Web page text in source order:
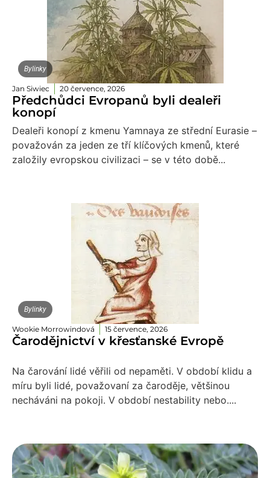
Bylinky
Jan Siwiec 20 července, 2026
Předchůdci Evropanů byli dealeři
konopí
Dealeři konopí z kmenu Yamnaya ze střední Eurasie –
považován za jeden ze tří klíčových kmenů, které
založily evropskou civilizaci – se v této době...
Bylinky
Wookie Morrowindová 15 července, 2026
Čarodějnictví v křesťanské Evropě
Na čarování lidé věřili od nepaměti. V období klidu a
míru byli lidé, považovaní za čaroděje, většinou
necháváni na pokoji. V období nestability nebo....